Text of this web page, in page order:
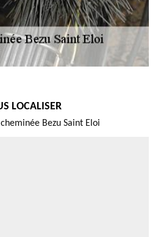
LOCALISER
Bezu Saint Eloi